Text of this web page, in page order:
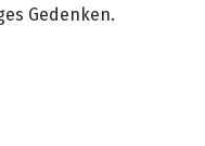
Gedenken.